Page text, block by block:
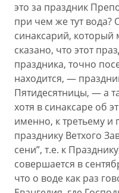
это за праздник
при чем же тут вода?
синаксарий, который
сказано, что этот
праздника, точно
находится, —
Пятидесятницы, — а
хотя в синаксаре об
именно, к третьему и
празднику Ветхого
сени”, т.е. к
совершается в
что о воде как раз